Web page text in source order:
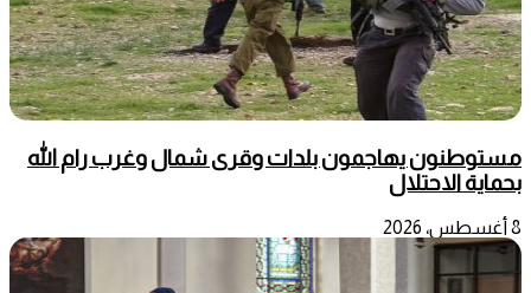
مستوطنون يهاجمون بلدات وقرى شمال وغرب رام الله
بحماية الاحتلال
8 أغسطس، 2026